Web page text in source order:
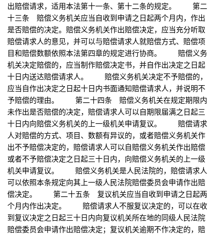
出赔偿请求，适用本法第十一条、第十二条的规定。 第二
十三条 赔偿义务机关应当自收到申请之日起两个月内，作出
是否赔偿的决定。赔偿义务机关作出赔偿决定，应当充分听取
赔偿请求人的意见，并可以与赔偿请求人就赔偿方式、赔偿项
目和赔偿数额依照本法第四章的规定进行协商。 赔偿义务
机关决定赔偿的，应当制作赔偿决定书，并自作出决定之日起
十日内送达赔偿请求人。 赔偿义务机关决定不予赔偿的，
应当自作出决定之日起十日内书面通知赔偿请求人，并说明不
予赔偿的理由。 第二十四条 赔偿义务机关在规定期限内
未作出是否赔偿的决定，赔偿请求人可以自期限届满之日起三
十日内向赔偿义务机关的上一级机关申请复议。 赔偿请求
人对赔偿的方式、项目、数额有异议的，或者赔偿义务机关作
出不予赔偿决定的，赔偿请求人可以自赔偿义务机关作出赔偿
或者不予赔偿决定之日起三十日内，向赔偿义务机关的上一级
机关申请复议。 赔偿义务机关是人民法院的，赔偿请求人
可以依照本条规定向其上一级人民法院赔偿委员会申请作出赔
偿决定。 第二十五条 复议机关应当自收到申请之日起两
个月内作出决定。 赔偿请求人不服复议决定的，可以在收
到复议决定之日起三十日内向复议机关所在地的同级人民法院
赔偿委员会申请作出赔偿决定；复议机关逾期不作决定的，赔